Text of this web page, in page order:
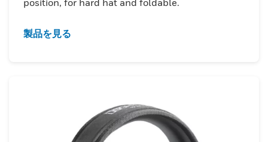
製品を見る